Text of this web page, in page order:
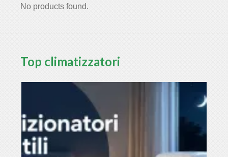
No products found.
Top climatizzatori